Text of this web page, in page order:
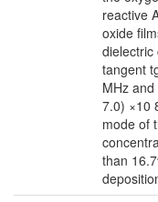
reactive
oxide
dielectric
tangent
MHz
7.0) ×10
mode of
than